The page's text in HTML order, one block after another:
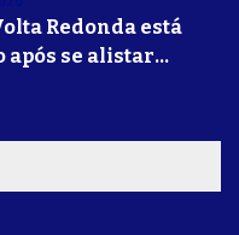
Redonda está
após se alistar